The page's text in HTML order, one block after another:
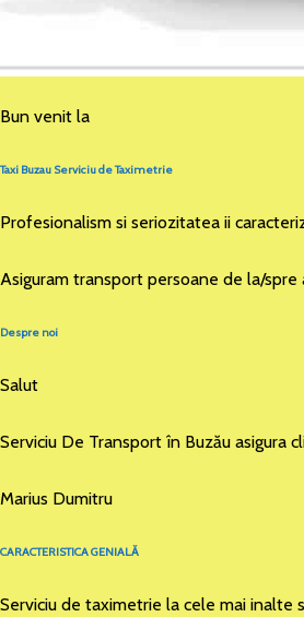
Bun venit la
Taxi Buzau Serviciu de Taximetrie
Profesionalism si seriozitatea ii
Asiguram transport persoane de la/
Despre noi
Salut
Serviciu De Transport în Buzău asigura
Marius Dumitru
CARACTERISTICA GENIALĂ
Serviciu de taximetrie la cele mai